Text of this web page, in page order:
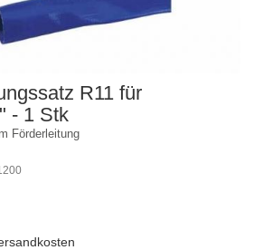
R11 für
- 1 Stk
Förderleitung